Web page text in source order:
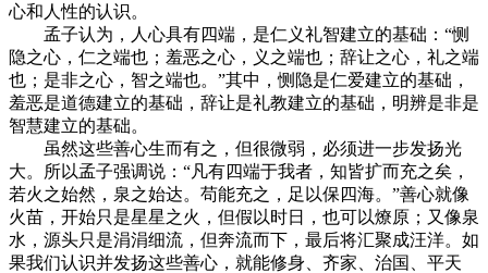
心和人性的认识。
孟子认为，人心具有四端，是仁义礼智建立的基础：“恻
隐之心，仁之端也；羞恶之心，义之端也；辞让之心，礼之端
也；是非之心，智之端也。”其中，恻隐是仁爱建立的基础，
羞恶是道德建立的基础，辞让是礼教建立的基础，明辨是非是
智慧建立的基础。
虽然这些善心生而有之，但很微弱，必须进一步发扬光
大。所以孟子强调说：“凡有四端于我者，知皆扩而充之矣，
若火之始然，泉之始达。苟能充之，足以保四海。”善心就像
火苗，开始只是星星之火，但假以时日，也可以燎原；又像泉
水，源头只是涓涓细流，但奔流而下，最后将汇聚成汪洋。如
果我们认识并发扬这些善心，就能修身、齐家、治国、平天